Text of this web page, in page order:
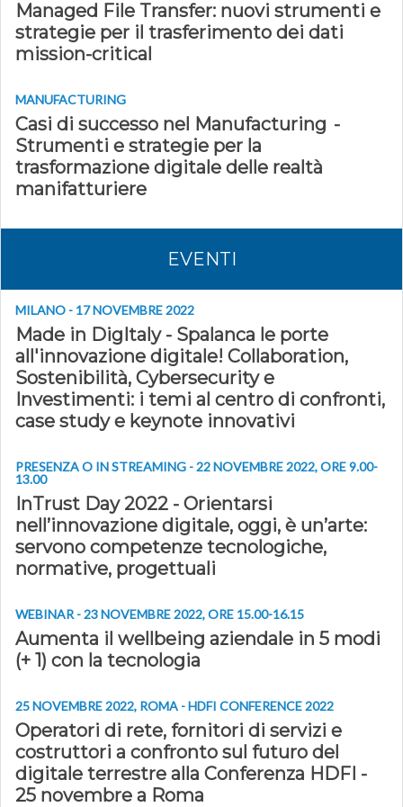
Managed File Transfer: nuovi strumenti e
strategie per il trasferimento dei dati
mission-critical
MANUFACTURING
Casi di successo nel Manufacturing -
Strumenti e strategie per la
trasformazione digitale delle realtà
manifatturiere
EVENTI
MILANO - 17 NOVEMBRE 2022
Made in DigItaly - Spalanca le porte
all'innovazione digitale! Collaboration,
Sostenibilità, Cybersecurity e
Investimenti: i temi al centro di confronti,
case study e keynote innovativi
PRESENZA O IN STREAMING - 22 NOVEMBRE 2022, ORE 9.00-
13.00
InTrust Day 2022 - Orientarsi
nell’innovazione digitale, oggi, è un’arte:
servono competenze tecnologiche,
normative, progettuali
WEBINAR - 23 NOVEMBRE 2022, ORE 15.00-16.15
Aumenta il wellbeing aziendale in 5 modi
(+ 1) con la tecnologia
25 NOVEMBRE 2022, ROMA - HDFI CONFERENCE 2022
Operatori di rete, fornitori di servizi e
costruttori a confronto sul futuro del
digitale terrestre alla Conferenza HDFI -
25 novembre a Roma